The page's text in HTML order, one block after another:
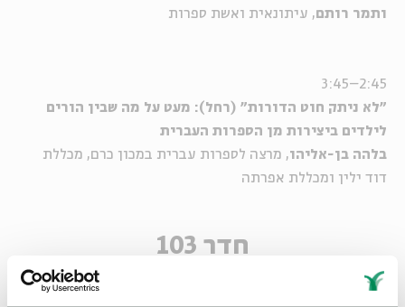
ותמר רותם, עיתונאית ואשת ספרות
2:45–3:45
"לא ניתק חוט הדורות" (רחל): מעט על מה שבין הורים
לילדים ביצירות מן הספרות העברית
בלהה בן-אליהו, מרצה לספרות עברית במכון כרם, מכללת
דוד ילין ומכללת אפרתה
חדר 103